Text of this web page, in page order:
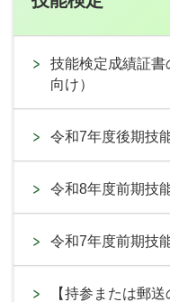
技能検定成績証書
向け）
令和7年度後期技
令和8年度前期技
令和7年度前期技
【持参または郵